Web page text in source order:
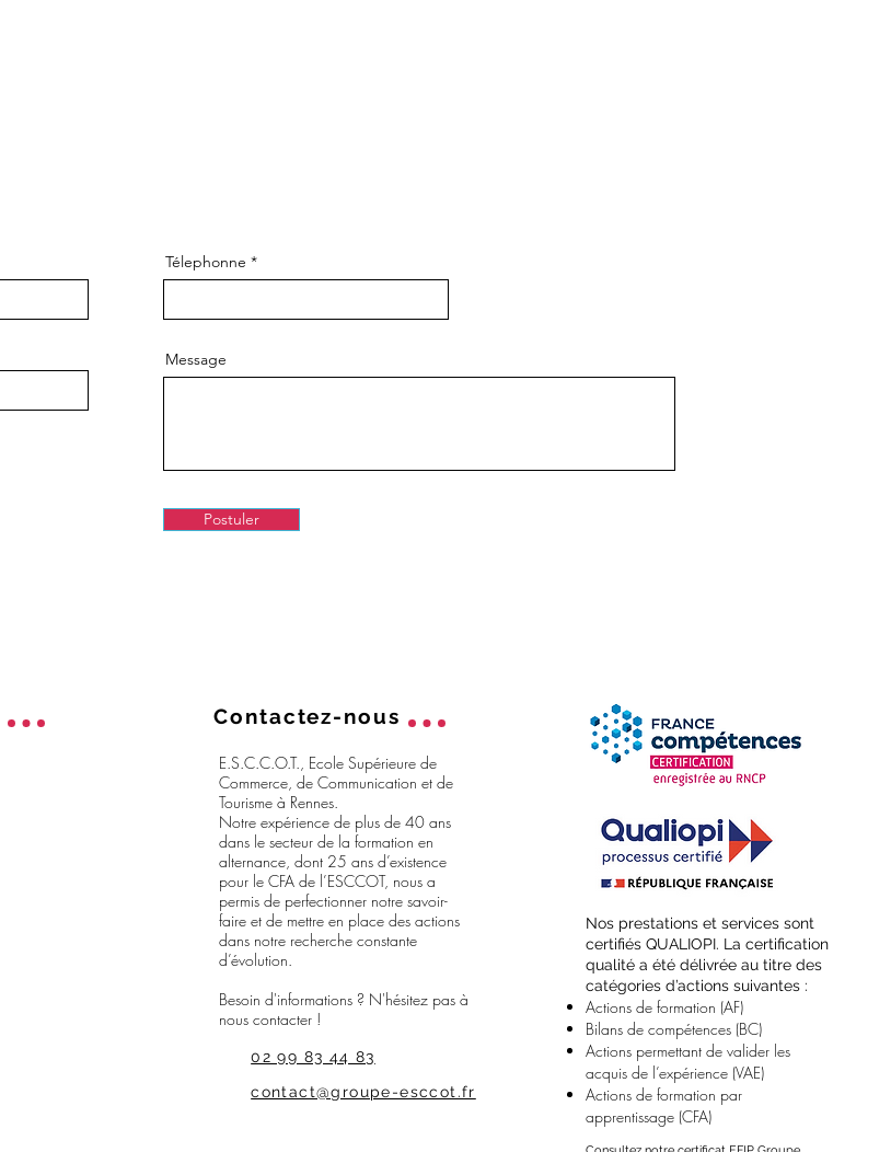
Télephonne
Message
Postuler
Contactez-nous
E.S.C.C.O.T., Ecole Supérieure de
Commerce, de Communication et de
Tourisme à Rennes.
Notre expérience de plus de 40 ans
dans le secteur de la formation en
alternance, dont 25 ans d’existence
pour le CFA de l’ESCCOT, nous a
permis de perfectionner notre savoir-
faire et de mettre en place des actions
dans notre recherche constante
d’évolution.
Besoin d'informations ? N'hésitez pas à
nous contacter !
02 99 83 44 83
contact@groupe-esccot.fr
​Nos prestations et services sont
certifiés QUALIOPI. La certification
qualité a été délivrée au titre des
catégories d’actions suivantes :
Actions de formation (AF)
Bilans de compétences (BC)
Actions permettant de valider les
acquis de l’expérience (VAE)
Actions de formation par
apprentissage (CFA)